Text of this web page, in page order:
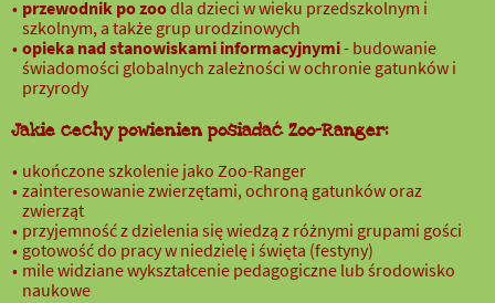
przewodnik po zoodla dzieci w wieku przedszkolnym i
szkolnym, a także grup urodzinowych
opieka nad stanowiskami informacyjnymi- budowanie
świadomości globalnych zależności w ochronie gatunków i
przyrody
Jakie cechy powienien posiadać Zoo-Ranger:
ukończone szkolenie jako Zoo-Ranger
zainteresowanie zwierzętami, ochroną gatunków oraz
zwierząt
przyjemność z dzielenia się wiedzą z różnymi grupami gości
gotowość do pracy w niedzielę i święta (festyny)
mile widziane wykształcenie pedagogiczne lub środowisko
naukowe